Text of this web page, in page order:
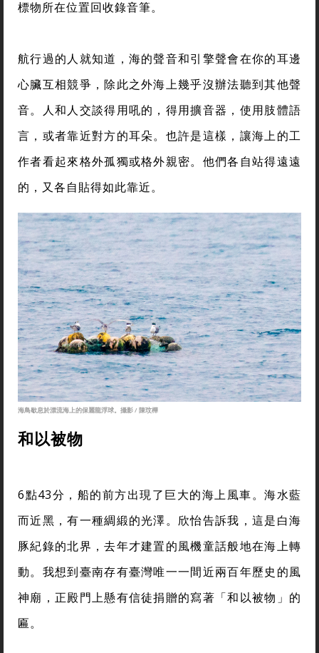
標物所在位置回收錄音筆。
航行過的人就知道，海的聲音和引擎聲會在你的耳邊
心臟互相競爭，除此之外海上幾乎沒辦法聽到其他聲
音。人和人交談得用吼的，得用擴音器，使用肢體語
言，或者靠近對方的耳朵。也許是這樣，讓海上的工
作者看起來格外孤獨或格外親密。他們各自站得遠遠
的，又各自貼得如此靠近。
海鳥歇息於漂流海上的保麗龍浮球。攝影 / 陳玟樺
和以被物
6點43分，船的前方出現了巨大的海上風車。海水藍
而近黑，有一種綢緞的光澤。欣怡告訴我，這是白海
豚紀錄的北界，去年才建置的風機童話般地在海上轉
動。我想到臺南存有臺灣唯一一間近兩百年歷史的風
神廟，正殿門上懸有信徒捐贈的寫著「和以被物」的
匾。